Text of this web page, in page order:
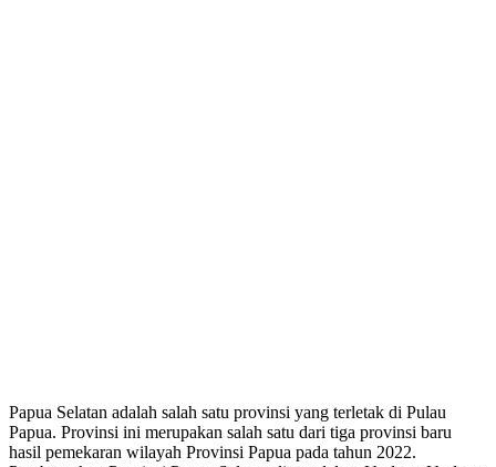
Papua Selatan adalah salah satu provinsi yang terletak di Pulau
Papua. Provinsi ini merupakan salah satu dari tiga provinsi baru
hasil pemekaran wilayah Provinsi Papua pada tahun 2022.